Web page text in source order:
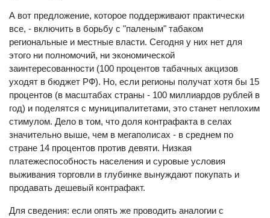
А вот предложение, которое поддерживают практически
все, - включить в борьбу с "паленым" табаком
региональные и местные власти. Сегодня у них нет для
этого ни полномочий, ни экономической
заинтересованности (100 процентов табачных акцизов
уходят в бюджет РФ). Но, если регионы получат хотя бы 15
процентов (в масштабах страны - 100 миллиардов рублей в
год) и поделятся с муниципалитетами, это станет неплохим
стимулом. Дело в том, что доля контрафакта в селах
значительно выше, чем в мегаполисах - в среднем по
стране 14 процентов против девяти. Низкая
платежеспособность населения и суровые условия
выживания торговли в глубинке вынуждают покупать и
продавать дешевый контрафакт.
Для сведения: если опять же проводить аналогии с